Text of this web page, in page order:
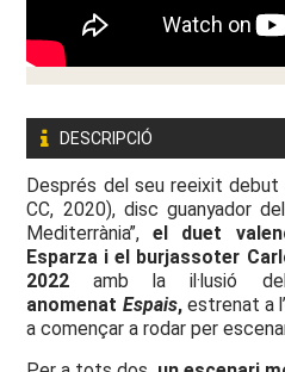
DESCRIPCIÓ
Després del seu reeixit debut
CC, 2020), disc guanyador
Mediterrània”,el duet
Esparza i el burjassoter
2022 amb la il·lusió
anomenat Espais,estrenat a
a començar a rodar per